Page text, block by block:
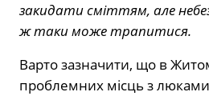
закидати сміттям, але
ж таки може трапитися.
Варто зазначити, що в
проблемних місць з